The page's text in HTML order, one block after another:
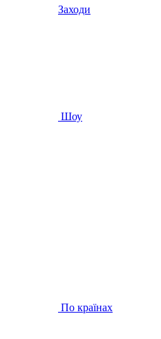
Заходи
Шоу
По країнах